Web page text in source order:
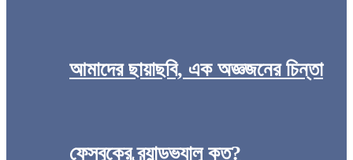
আমাদের ছায়াছবি, এক অজ্ঞজনের চিন্তা
ফেসবুকের ব্র্যান্ডভ্যালু কত?